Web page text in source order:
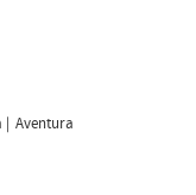
Aventura